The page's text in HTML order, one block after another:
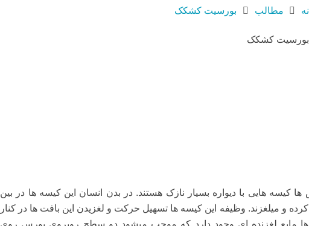
مطالب بورسیت کشکک
کیسه هایی با دیواره بسیار نازک هستند. در بدن انسان این کیسه ها در بین
و میلغزند. وظیفه این کیسه ها تسهیل حرکت و لغزیدن این بافت ها در کنار